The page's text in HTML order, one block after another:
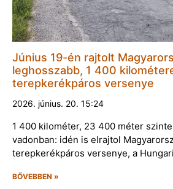
Június 19-én rajtolt
leghosszabb, 1 400
terepkerékpáros versenye
2026. június. 20. 15:24
1 400 kilométer, 23 400 méter
vadonban: idén is elrajtol
terepkerékpáros versenye, a
BŐVEBBEN »